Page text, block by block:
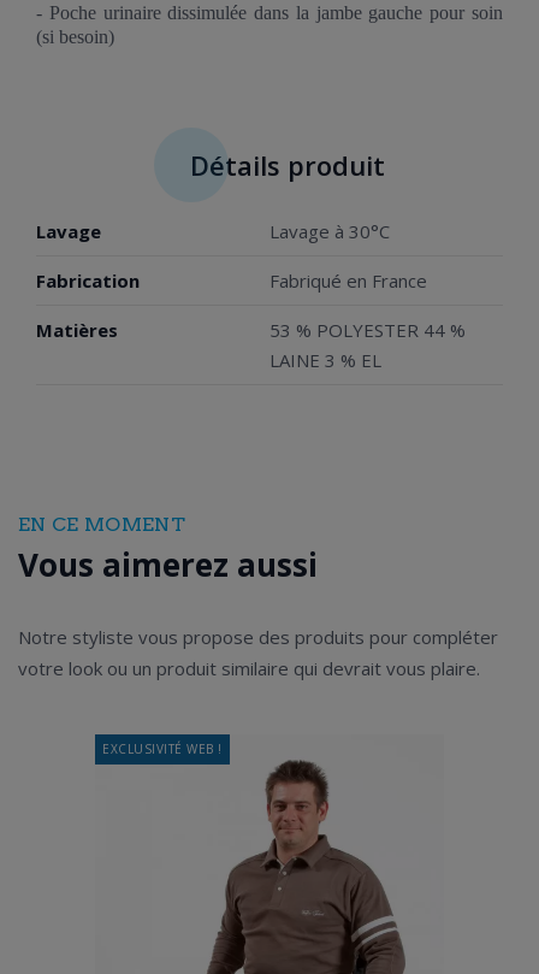
- Poche urinaire dissimulée dans la jambe gauche pour soin
(si besoin)
Détails produit
Lavage Lavage à 30°C
Fabrication Fabriqué en France
Matières
53 % POLYESTER 44 %
LAINE 3 % EL
EN CE MOMENT
Vous aimerez aussi
Notre styliste vous propose des produits pour compléter
votre look ou un produit similaire qui devrait vous plaire.
EXCLUSIVITÉ WEB !